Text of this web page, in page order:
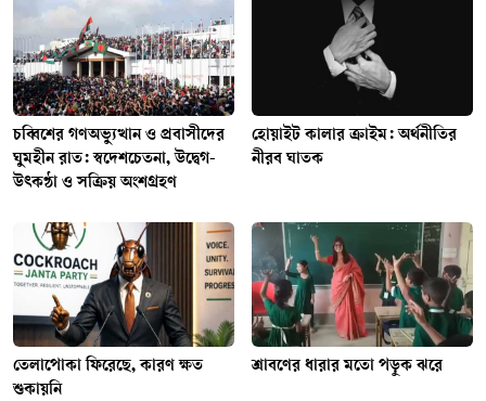
চব্বিশের গণঅভ্যুত্থান ও প্রবাসীদের
ঘুমহীন রাত: স্বদেশচেতনা, উদ্বেগ-
উৎকণ্ঠা ও সক্রিয় অংশগ্রহণ
হোয়াইট কালার ক্রাইম: অর্থনীতির
নীরব ঘাতক
তেলাপোকা ফিরেছে, কারণ ক্ষত
শুকায়নি
শ্রাবণের ধারার মতো পড়ুক ঝরে